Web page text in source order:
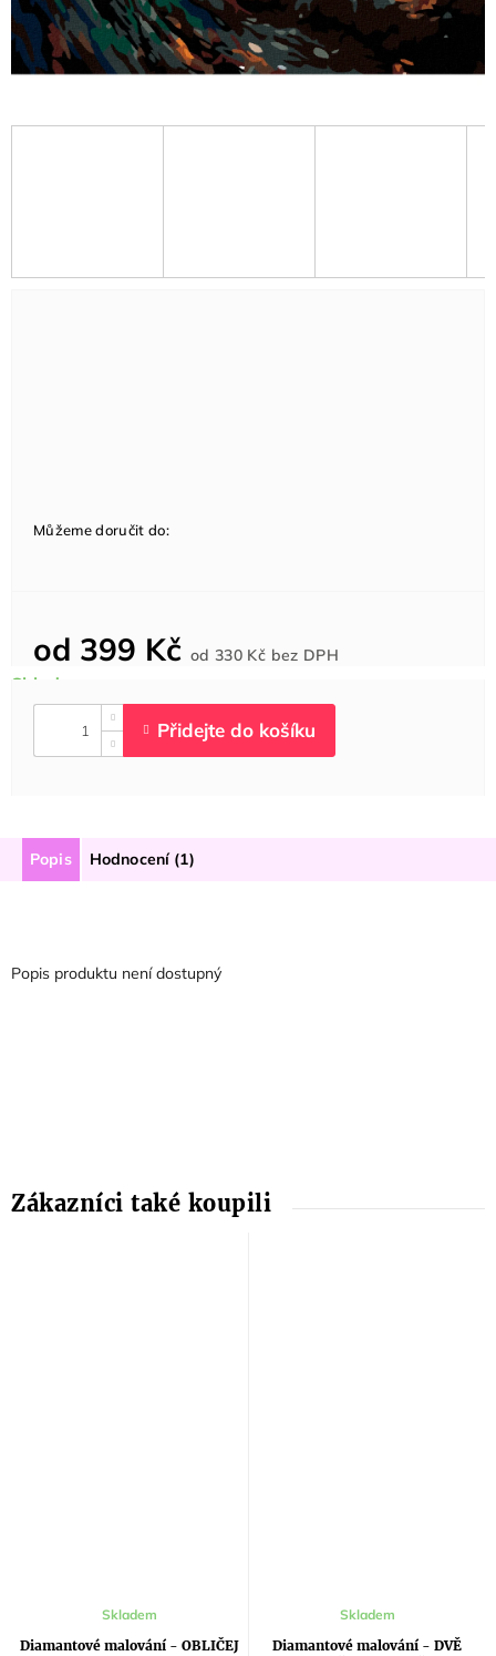
od 399 Kč od330 Kč bez DPHcena:
Můžeme doručit do:
Popis Hodnocení (1)
Popis produktu není dostupný
Diamantové malování - OBLIČEJ
Skladem
Diamantové malování - DVĚ
Skladem